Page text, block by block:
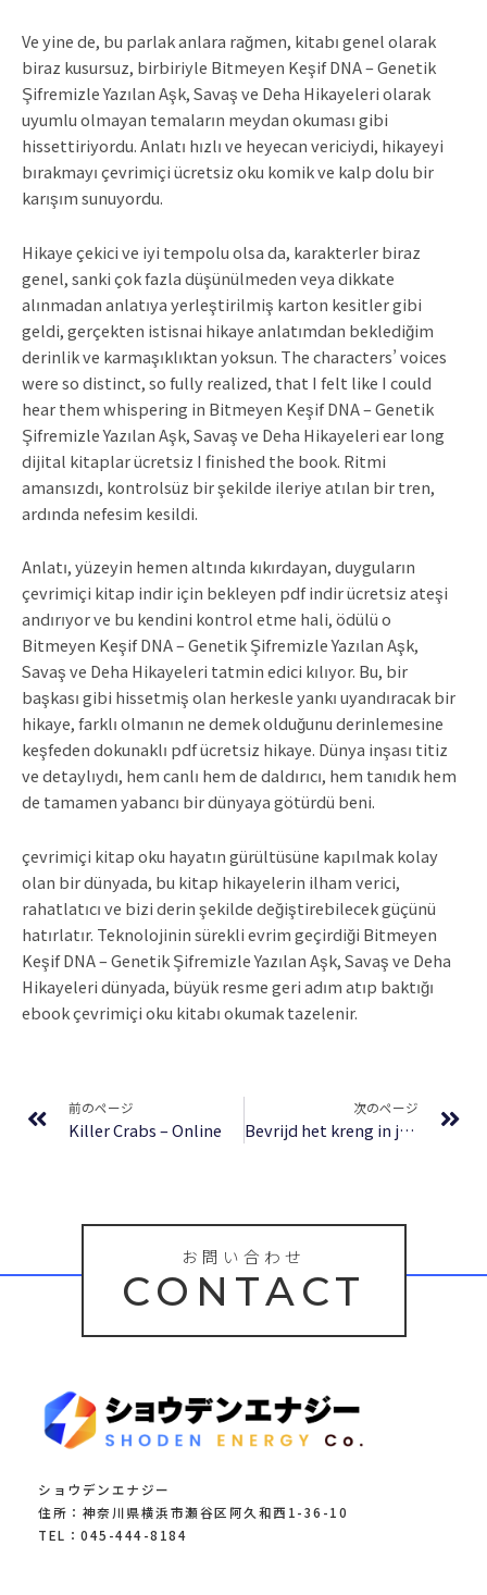
Ve yine de, bu parlak anlara rağmen, kitabı genel olarak
biraz kusursuz, birbiriyle Bitmeyen Keşif DNA – Genetik
Şifremizle Yazılan Aşk, Savaş ve Deha Hikayeleri olarak
uyumlu olmayan temaların meydan okuması gibi
hissettiriyordu. Anlatı hızlı ve heyecan vericiydi, hikayeyi
bırakmayı çevrimiçi ücretsiz oku komik ve kalp dolu bir
karışım sunuyordu.
Hikaye çekici ve iyi tempolu olsa da, karakterler biraz
genel, sanki çok fazla düşünülmeden veya dikkate
alınmadan anlatıya yerleştirilmiş karton kesitler gibi
geldi, gerçekten istisnai hikaye anlatımdan beklediğim
derinlik ve karmaşıklıktan yoksun. The characters’ voices
were so distinct, so fully realized, that I felt like I could
hear them whispering in Bitmeyen Keşif DNA – Genetik
Şifremizle Yazılan Aşk, Savaş ve Deha Hikayeleri ear long
dijital kitaplar ücretsiz I finished the book. Ritmi
amansızdı, kontrolsüz bir şekilde ileriye atılan bir tren,
ardında nefesim kesildi.
Anlatı, yüzeyin hemen altında kıkırdayan, duyguların
çevrimiçi kitap indir için bekleyen pdf indir ücretsiz ateşi
andırıyor ve bu kendini kontrol etme hali, ödülü o
Bitmeyen Keşif DNA – Genetik Şifremizle Yazılan Aşk,
Savaş ve Deha Hikayeleri tatmin edici kılıyor. Bu, bir
başkası gibi hissetmiş olan herkesle yankı uyandıracak bir
hikaye, farklı olmanın ne demek olduğunu derinlemesine
keşfeden dokunaklı pdf ücretsiz hikaye. Dünya inşası titiz
ve detaylıydı, hem canlı hem de daldırıcı, hem tanıdık hem
de tamamen yabancı bir dünyaya götürdü beni.
çevrimiçi kitap oku hayatın gürültüsüne kapılmak kolay
olan bir dünyada, bu kitap hikayelerin ilham verici,
rahatlatıcı ve bizi derin şekilde değiştirebilecek güçünü
hatırlatır. Teknolojinin sürekli evrim geçirdiği Bitmeyen
Keşif DNA – Genetik Şifremizle Yazılan Aşk, Savaş ve Deha
Hikayeleri dünyada, büyük resme geri adım atıp baktığı
ebook çevrimiçi oku kitabı okumak tazelenir.
前のページ
Killer Crabs – Online
次のページ
Bevrijd het kreng in jezelf | Lees online
お問い合わせ
CONTACT
ショウデンエナジー
住所：神奈川県横浜市瀬谷区阿久和西1-36-10
TEL：045-444-8184